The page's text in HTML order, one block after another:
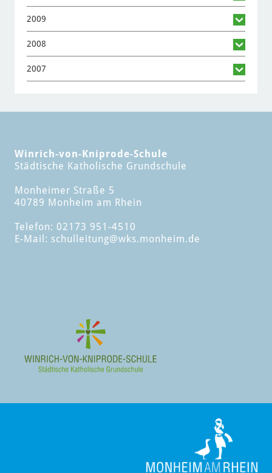
2009
2008
2007
Winrich-von-Kniprode-Schule
Städtische Katholische Grundschule
Monheimer Straße 5
40789 Monheim am Rhein
Telefon: 02173 951-4510
E-Mail: schulleitung@wks.monheim.de